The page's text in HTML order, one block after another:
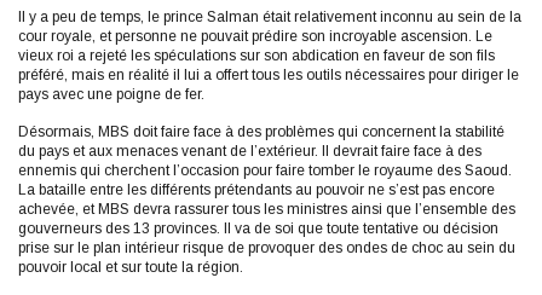
Il y a peu de temps, le prince Salman était relativement inconnu au sein de la
cour royale, et personne ne pouvait prédire son incroyable ascension. Le
vieux roi a rejeté les spéculations sur son abdication en faveur de son fils
préféré, mais en réalité il lui a offert tous les outils nécessaires pour diriger le
pays avec une poigne de fer.
Désormais, MBS doit faire face à des problèmes qui concernent la stabilité
du pays et aux menaces venant de l’extérieur. Il devrait faire face à des
ennemis qui cherchent l’occasion pour faire tomber le royaume des Saoud.
La bataille entre les différents prétendants au pouvoir ne s’est pas encore
achevée, et MBS devra rassurer tous les ministres ainsi que l’ensemble des
gouverneurs des 13 provinces. Il va de soi que toute tentative ou décision
prise sur le plan intérieur risque de provoquer des ondes de choc au sein du
pouvoir local et sur toute la région.